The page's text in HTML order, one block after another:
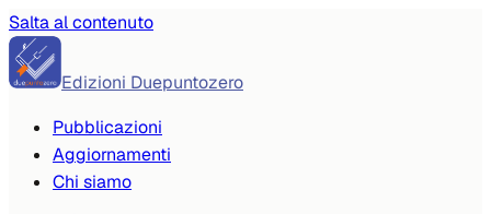
Salta al contenuto
Edizioni Duepuntozero
Pubblicazioni
Aggiornamenti
Chi siamo